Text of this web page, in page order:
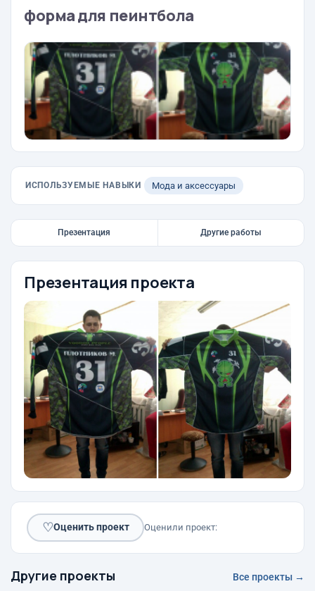
форма для пеинтбола
ИСПОЛЬЗУЕМЫЕ НАВЫКИ Мода и аксессуары
Презентация Другие работы
Презентация проекта
♡Оценить проект Оценили проект:
Другие проекты Все проекты →